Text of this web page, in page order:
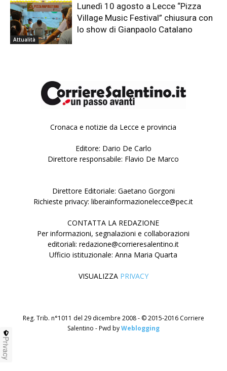
Attualità
Lunedì 10 agosto a Lecce “Pizza
Village Music Festival” chiusura con
lo show di Gianpaolo Catalano
Cronaca e notizie da Lecce e provincia
Editore: Dario De Carlo
Direttore responsabile: Flavio De Marco
Direttore Editoriale: Gaetano Gorgoni
Richieste privacy: liberainformazionelecce@pec.it
CONTATTA LA REDAZIONE
Per informazioni, segnalazioni e collaborazioni
editoriali: redazione@corrieresalentino.it
Ufficio istituzionale: Anna Maria Quarta
VISUALIZZA PRIVACY
Reg. Trib. n°1011 del 29 dicembre 2008 - © 2015-2016 Corriere
Salentino - Pwd byWeblogging
Privacy